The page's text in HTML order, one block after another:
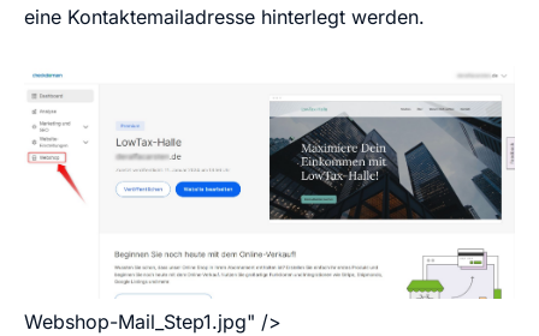
eine Kontaktemailadresse hinterlegt werden.
Webshop-Mail_Step1.jpg" />